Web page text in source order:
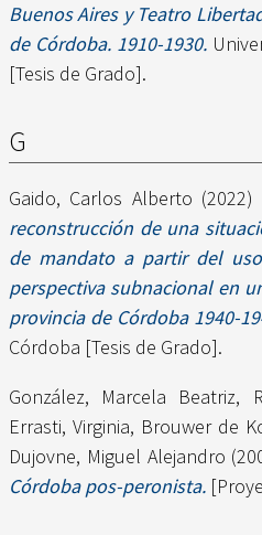
Buenos Aires y Teatro
de Córdoba. 1910-1930.
[Tesis de Grado].
G
Gaido, Carlos Alberto (2022)
reconstrucción de una
de mandato a partir del
perspectiva subnacional en
provincia de Córdoba 1940-
Córdoba [Tesis de Grado].
González, Marcela Beatriz,
Errasti, Virginia, Brouwer de
Dujovne, Miguel Alejandro
Córdoba pos-peronista.